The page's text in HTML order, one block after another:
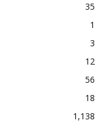
35
1
3
12
56
18
1,138